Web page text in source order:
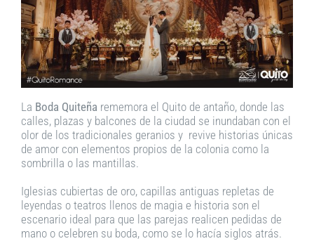
La Boda Quiteña rememora el Quito de antaño, donde las
calles, plazas y balcones de la ciudad se inundaban con el
olor de los tradicionales geranios y revive historias únicas
de amor con elementos propios de la colonia como la
sombrilla o las mantillas.
Iglesias cubiertas de oro, capillas antiguas repletas de
leyendas o teatros llenos de magia e historia son el
escenario ideal para que las parejas realicen pedidas de
mano o celebren su boda, como se lo hacía siglos atrás.